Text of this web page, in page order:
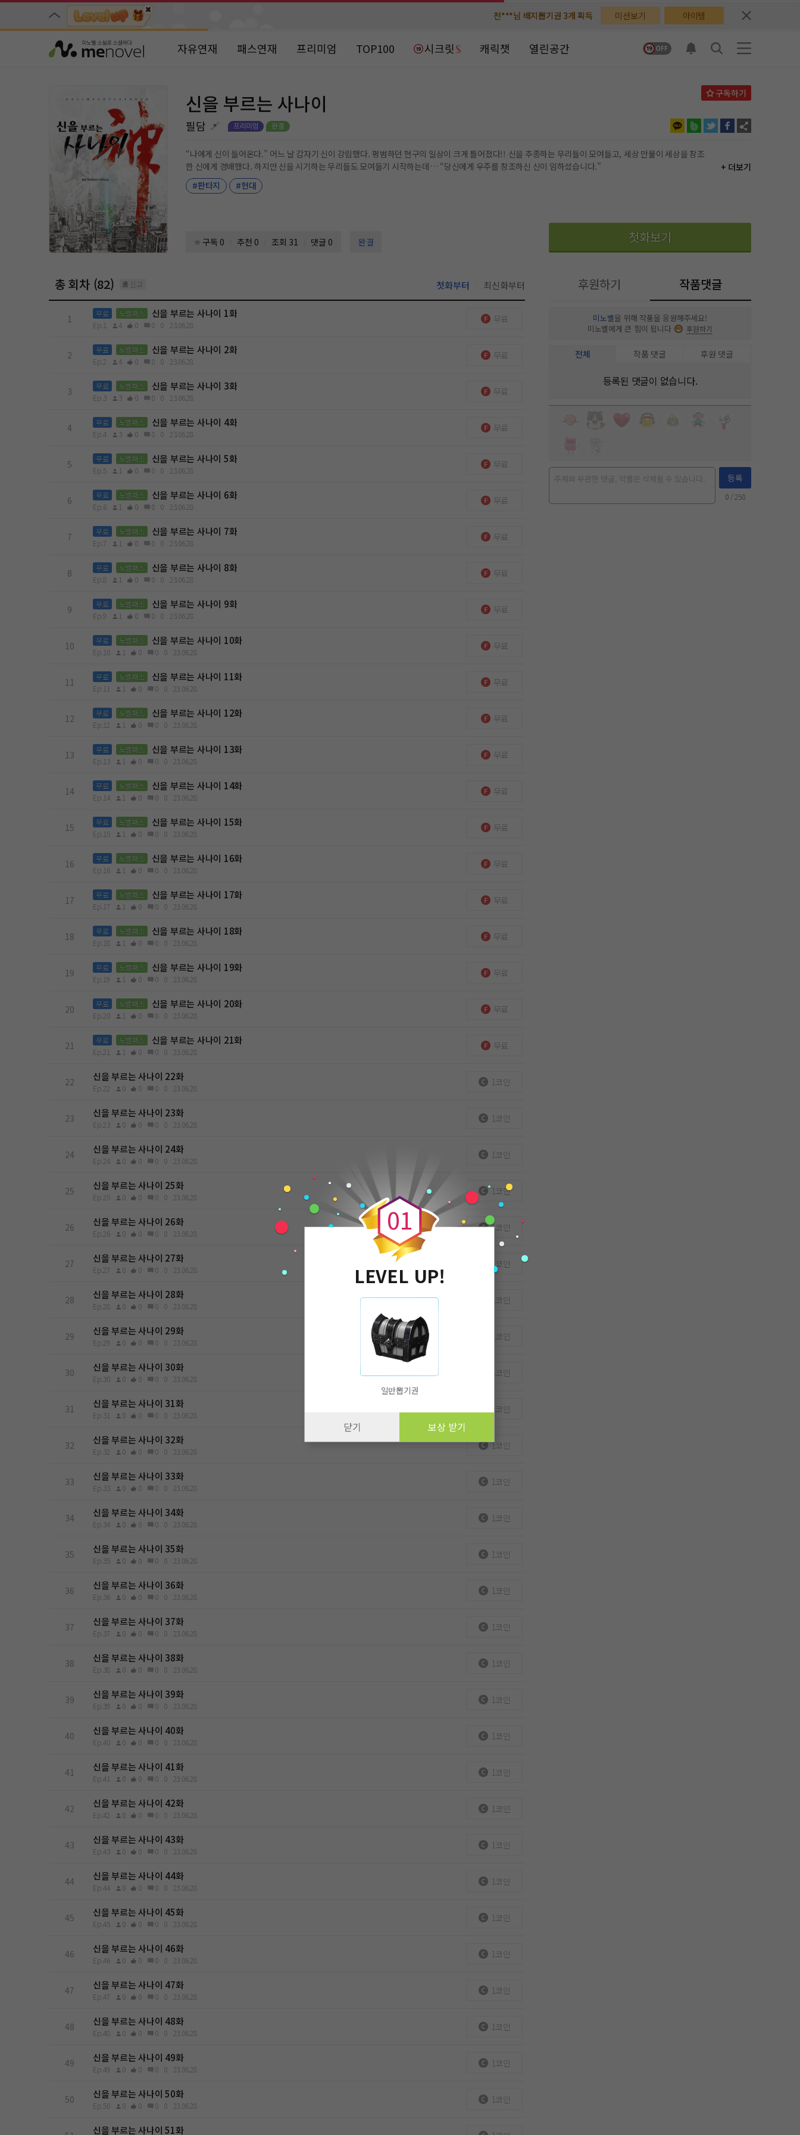
천***님 배지뽑기권 3개 획득
천***님 배지뽑기권 3개 획득
메**님 노벨패스 체험권 3일 획득
메**님 노벨패스 체험권 3일 획득
갈***님 후원10코인 획득
갈***님 후원10코인 획득
미션보기 아이템
자유연재 패스연재 프리미엄 TOP100 시크릿 캐릭챗 열린공간
신을 부르는 사나이
필담
“나에게 신이 들어온다.” 어느 날 갑자기 신이 강림했다. 평범하던 현구의 일상이 크게 틀어졌다!! 신을 추종하는 무리들이 모여들고, 세상 만물이 세상을 창조
한 신에게 경배했다. 하지만 신을 시기하는 무리들도 모여들기 시작하는데… “당신에게 우주를 창조하신 신이 임하셨습니다.”
+ 더보기
#판타지
#현대
구독 0 추천 0 조회 31 댓글 0 완결 첫화보기
총 회차 (82) 신고 첫화부터 최신화부터
1 무료 노벨패스 신을 부르는 사나이 1화
Ep.1 4 0 0 0 23.06.28
무료
2 무료 노벨패스 신을 부르는 사나이 2화
Ep.2 4 0 0 0 23.06.28
무료
3 무료 노벨패스 신을 부르는 사나이 3화
Ep.3 3 0 0 0 23.06.28
무료
4 무료 노벨패스 신을 부르는 사나이 4화
Ep.4 3 0 0 0 23.06.28
무료
5 무료 노벨패스 신을 부르는 사나이 5화
Ep.5 1 0 0 0 23.06.28
무료
6 무료 노벨패스 신을 부르는 사나이 6화
Ep.6 1 0 0 0 23.06.28
무료
7 무료 노벨패스 신을 부르는 사나이 7화
Ep.7 1 0 0 0 23.06.28
무료
8 무료 노벨패스 신을 부르는 사나이 8화
Ep.8 1 0 0 0 23.06.28
무료
9 무료 노벨패스 신을 부르는 사나이 9화
Ep.9 1 0 0 0 23.06.28
무료
10 무료 노벨패스 신을 부르는 사나이 10화
Ep.10 1 0 0 0 23.06.28
무료
11 무료 노벨패스 신을 부르는 사나이 11화
Ep.11 1 0 0 0 23.06.28
무료
12 무료 노벨패스 신을 부르는 사나이 12화
Ep.12 1 0 0 0 23.06.28
무료
13 무료 노벨패스 신을 부르는 사나이 13화
Ep.13 1 0 0 0 23.06.28
무료
14 무료 노벨패스 신을 부르는 사나이 14화
Ep.14 1 0 0 0 23.06.28
무료
15 무료 노벨패스 신을 부르는 사나이 15화
Ep.15 1 0 0 0 23.06.28
무료
16 무료 노벨패스 신을 부르는 사나이 16화
Ep.16 1 0 0 0 23.06.28
무료
17 무료 노벨패스 신을 부르는 사나이 17화
Ep.17 1 0 0 0 23.06.28
무료
18 무료 노벨패스 신을 부르는 사나이 18화
Ep.18 1 0 0 0 23.06.28
무료
19 무료 노벨패스 신을 부르는 사나이 19화
Ep.19 1 0 0 0 23.06.28
무료
20 무료 노벨패스 신을 부르는 사나이 20화
Ep.20 1 0 0 0 23.06.28
무료
21 무료 노벨패스 신을 부르는 사나이 21화
Ep.21 1 0 0 0 23.06.28
무료
22 신을 부르는 사나이 22화
Ep.22 0 0 0 0 23.06.28
1코인
23 신을 부르는 사나이 23화
Ep.23 0 0 0 0 23.06.28
1코인
24 신을 부르는 사나이 24화
Ep.24 0 0 0 0 23.06.28
1코인
25 신을 부르는 사나이 25화
Ep.25 0 0 0 0 23.06.28
1코인
26 신을 부르는 사나이 26화
Ep.26 0 0 0 0 23.06.28
1코인
27 신을 부르는 사나이 27화
Ep.27 0 0 0 0 23.06.28
1코인
28 신을 부르는 사나이 28화
Ep.28 0 0 0 0 23.06.28
1코인
29 신을 부르는 사나이 29화
Ep.29 0 0 0 0 23.06.28
1코인
30 신을 부르는 사나이 30화
Ep.30 0 0 0 0 23.06.28
1코인
31 신을 부르는 사나이 31화
Ep.31 0 0 0 0 23.06.28
1코인
32 신을 부르는 사나이 32화
Ep.32 0 0 0 0 23.06.28
1코인
33 신을 부르는 사나이 33화
Ep.33 0 0 0 0 23.06.28
1코인
34 신을 부르는 사나이 34화
Ep.34 0 0 0 0 23.06.28
1코인
35 신을 부르는 사나이 35화
Ep.35 0 0 0 0 23.06.28
1코인
36 신을 부르는 사나이 36화
Ep.36 0 0 0 0 23.06.28
1코인
37 신을 부르는 사나이 37화
Ep.37 0 0 0 0 23.06.28
1코인
38 신을 부르는 사나이 38화
Ep.38 0 0 0 0 23.06.28
1코인
39 신을 부르는 사나이 39화
Ep.39 0 0 0 0 23.06.28
1코인
40 신을 부르는 사나이 40화
Ep.40 0 0 0 0 23.06.28
1코인
41 신을 부르는 사나이 41화
Ep.41 0 0 0 0 23.06.28
1코인
42 신을 부르는 사나이 42화
Ep.42 0 0 0 0 23.06.28
1코인
43 신을 부르는 사나이 43화
Ep.43 0 0 0 0 23.06.28
1코인
44 신을 부르는 사나이 44화
Ep.44 0 0 0 0 23.06.28
1코인
45 신을 부르는 사나이 45화
Ep.45 0 0 0 0 23.06.28
1코인
46 신을 부르는 사나이 46화
Ep.46 0 0 0 0 23.06.28
1코인
47 신을 부르는 사나이 47화
Ep.47 0 0 0 0 23.06.28
1코인
48 신을 부르는 사나이 48화
Ep.48 0 0 0 0 23.06.28
1코인
49 신을 부르는 사나이 49화
Ep.49 0 0 0 0 23.06.28
1코인
50 신을 부르는 사나이 50화
Ep.50 0 0 0 0 23.06.28
1코인
신을 부르는 사나이 51화
후원하기 작품댓글
미노벨을 위해 작품을 응원해주세요!
미노벨에게 큰 힘이 됩니다
후원하기
전체 작품 댓글 후원 댓글
등록된 댓글이 없습니다.
등록
0 / 250
0
0
1
LEVEL UP!
일반뽑기권
닫기 보상 받기